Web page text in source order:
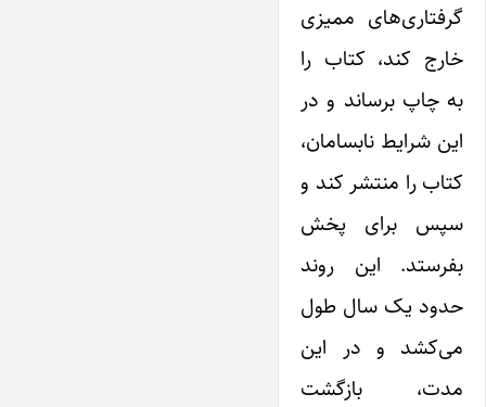
گرفتاری‌های ممیزی
خارج کند، کتاب را
به چاپ برساند و در
این شرایط نابسامان،
کتاب را منتشر کند و
سپس برای پخش
بفرستد. این روند
حدود یک سال طول
می‌کشد و در این
مدت، بازگشت